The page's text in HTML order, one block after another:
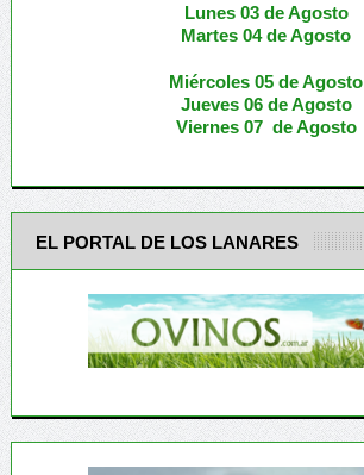
Lunes 03 de Agosto
Martes 04 de Agosto
Miércoles 05 deAgosto
Jueves 06 de Agosto
Viernes 07 de Agosto
EL PORTAL DE LOS LANARES